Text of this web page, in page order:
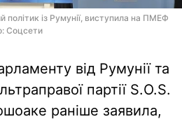
із Румунії, виступила на ПМЕФ
Соцсети
від Румунії та
партії S.O.S.
раніше заявила,